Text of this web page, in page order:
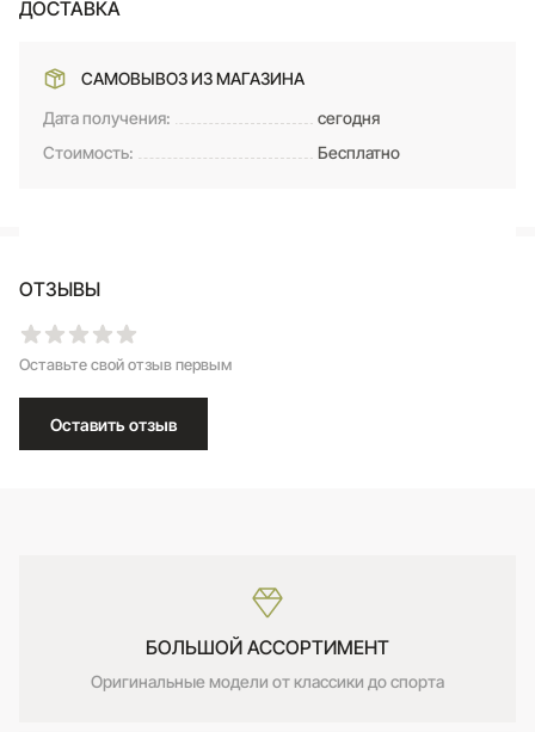
ДОСТАВКА
САМОВЫВОЗ ИЗ МАГАЗИНА
Дата получения:
сегодня
Стоимость:
Бесплатно
ОТЗЫВЫ
Оставьте свой отзыв первым
Оставить отзыв
БОЛЬШОЙ АССОРТИМЕНТ
Оригинальные модели от классики до спорта